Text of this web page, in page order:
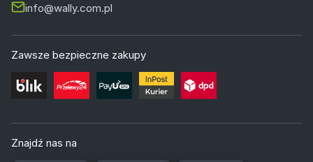
info@wally.com.pl
Zawsze bezpieczne zakupy
Znajdź nas na